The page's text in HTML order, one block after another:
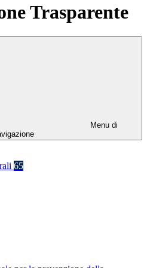
Trasparente
Menu di
65